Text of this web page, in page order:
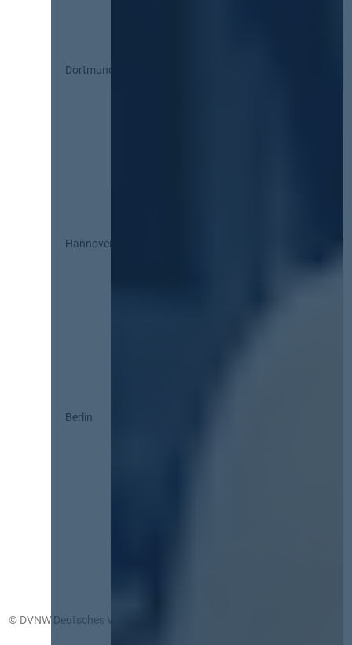
Dortmund
Hannover
Berlin
© DVNW Deutsches Vergabenetzwerk GmbH